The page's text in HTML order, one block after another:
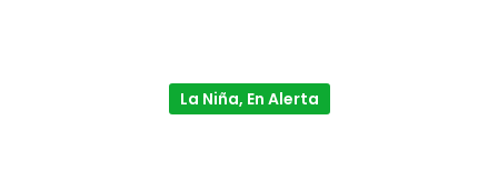
La Niña, En Alerta